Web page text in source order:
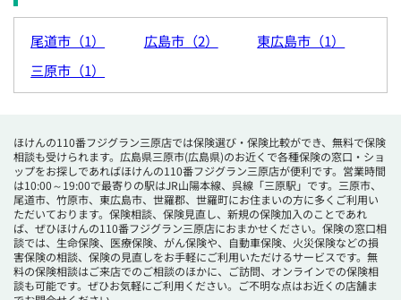
尾道市（1） 広島市（2）
東広島市（1）
三原市（1）
ほけんの110番フジグラン三原店では保険選び・保険比較ができ、無料で保険
相談も受けられます。広島県三原市(広島県)のお近くで各種保険の窓口・ショ
ップをお探しであればほけんの110番フジグラン三原店が便利です。営業時間
は10:00～19:00で最寄りの駅はJR山陽本線、呉線「三原駅」です。三原市、
尾道市、竹原市、東広島市、世羅郡、世羅町にお住まいの方に多くご利用い
ただいております。保険相談、保険見直し、新規の保険加入のことであれ
ば、ぜひほけんの110番フジグラン三原店におまかせください。保険の窓口相
談では、生命保険、医療保険、がん保険や、自動車保険、火災保険などの損
害保険の相談、保険の見直しをお手軽にご利用いただけるサービスです。無
料の保険相談はご来店でのご相談のほかに、ご訪問、オンラインでの保険相
談も可能です。ぜひお気軽にご利用ください。ご不明な点はお近くの店舗ま